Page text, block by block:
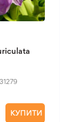
31279
КУПИТИ